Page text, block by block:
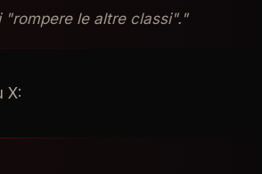
"rompere le altre classi"."
X: